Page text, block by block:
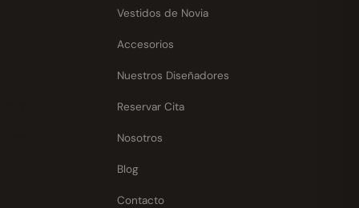
Vestidos de Novia
Accesorios
Nuestros Diseñadores
Reservar Cita
Nosotros
Blog
Contacto